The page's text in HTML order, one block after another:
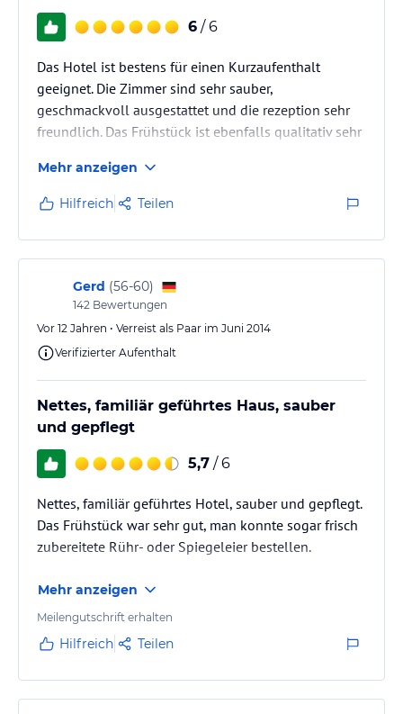
6 / 6
Das Hotel ist bestens für einen Kurzaufenthalt
geeignet. Die Zimmer sind sehr sauber,
geschmackvoll ausgestattet und die rezeption sehr
freundlich. Das Frühstück ist ebenfalls qualitativ sehr
kommen gerne wieder.
Mehr anzeigen
Hilfreich Teilen
Gerd (56-60)
142 Bewertungen
Vor 12 Jahren • Verreist als Paar im Juni 2014
Verifizierter Aufenthalt
Nettes, familiär geführtes Haus, sauber
und gepflegt
5,7 / 6
Nettes, familiär geführtes Hotel, sauber und gepflegt.
Das Frühstück war sehr gut, man konnte sogar frisch
zubereitete Rühr- oder Spiegeleier bestellen.
Mehr anzeigen
Meilengutschrift erhalten
Hilfreich Teilen